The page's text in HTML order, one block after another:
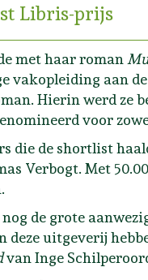
Libris-prijs
met haar roman
vakopleiding aan
Hierin werd ze
voor
die de shortlist
Verbogt. Met
de grote
deze uitgeverij
van Inge